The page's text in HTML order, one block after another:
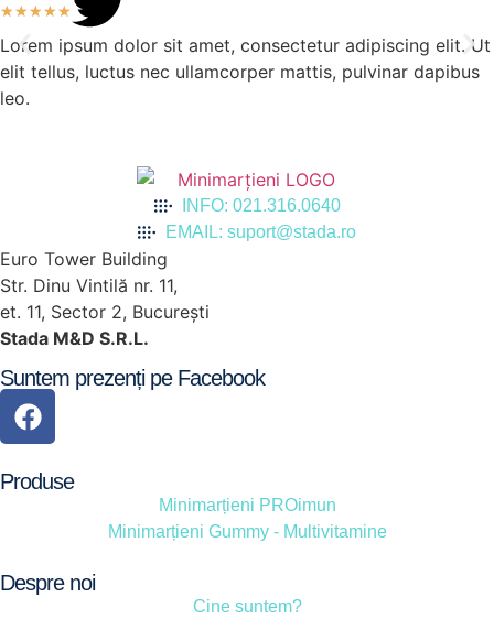
★★★★★
Lorem ipsum dolor sit amet, consectetur adipiscing elit. Ut
elit tellus, luctus nec ullamcorper mattis, pulvinar dapibus
leo.
INFO: 021.316.0640
EMAIL: suport@stada.ro
Euro Tower Building
Str. Dinu Vintilă nr. 11,
et. 11, Sector 2, Bucureşti
Stada M&D S.R.L.
Suntem prezenți pe Facebook
Produse
Minimarțieni PROimun
Minimarțieni Gummy - Multivitamine
Despre noi
Cine suntem?